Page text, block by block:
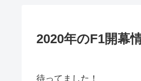
2020年のF1開幕
待ってました！